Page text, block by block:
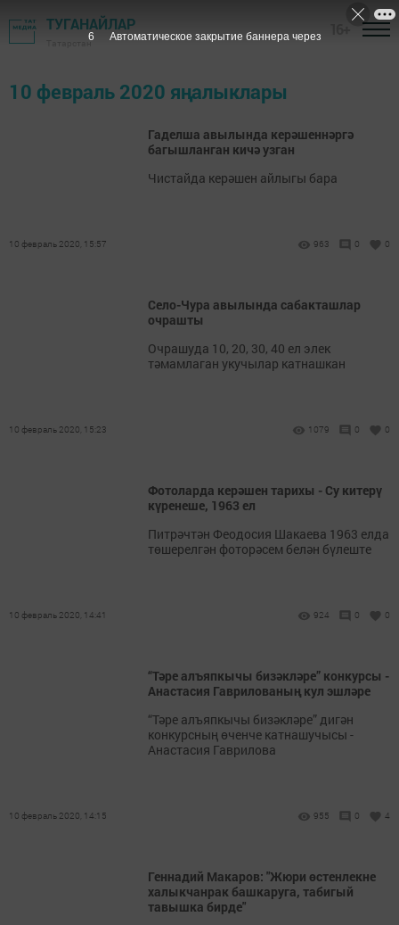
ТУГАНАЙЛАР
Татарстан
10 февраль 2020 яңалыклары
Гаделша авылында керәшеннәргә
багышланган кичә узган
Чистайда керәшен айлыгы бара
10 февраль 2020, 15:57 963 0 0
Село-Чура авылында сабакташлар
очрашты
Очрашуда 10, 20, 30, 40 ел элек
тәмамлаган укучылар катнашкан
10 февраль 2020, 15:23 1079 0 0
Фотоларда керәшен тарихы - Су китерү
күренеше, 1963 ел
Питрәчтән Феодосия Шакаева 1963 елда
төшерелгән фоторәсем белән бүлеште
10 февраль 2020, 14:41 924 0 0
“Тәре алъяпкычы бизәкләре” конкурсы -
Анастасия Гаврилованың кул эшләре
“Тәре алъяпкычы бизәкләре” дигән
конкурсның өченче катнашучысы -
Анастасия Гаврилова
10 февраль 2020, 14:15 955 0 4
Геннадий Макаров: "Жюри өстенлекне
халыкчанрак башкаруга, табигый
тавышка бирде"
6 Автоматическое закрытие баннера через